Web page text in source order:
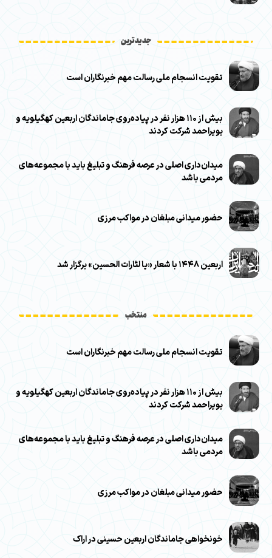
جدیدترین
تقویت انسجام ملی رسالت مهم خبرنگاران است
بیش از ۱۱۰ هزار نفر در پیاده‌روی جاماندگان اربعین کهگیلویه و
بویراحمد شرکت کردند
میدان‌داری اصلی در عرصه فرهنگ و تبلیغ باید با مجموعه‌های
مردمی باشد
حضور میدانی مبلغان در مواکب مرزی
اربعین ۱۴۴۸ با شعار «یا لثارات الحسین» برگزار شد
منتخب
تقویت انسجام ملی رسالت مهم خبرنگاران است
بیش از ۱۱۰ هزار نفر در پیاده‌روی جاماندگان اربعین کهگیلویه و
بویراحمد شرکت کردند
میدان‌داری اصلی در عرصه فرهنگ و تبلیغ باید با مجموعه‌های
مردمی باشد
حضور میدانی مبلغان در مواکب مرزی
خونخواهی جاماندگان اربعین حسینی در اراک